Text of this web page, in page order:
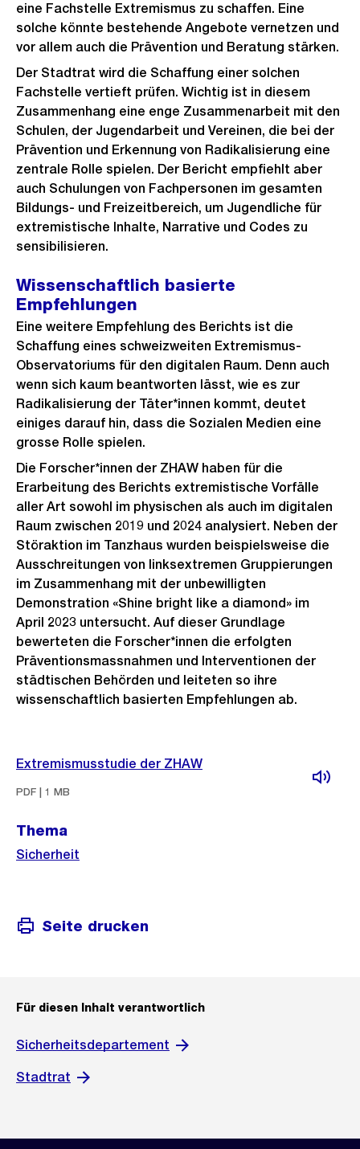
eine Fachstelle Extremismus zu schaffen. Eine
solche könnte bestehende Angebote vernetzen und
vor allem auch die Prävention und Beratung stärken.
Der Stadtrat wird die Schaffung einer solchen
Fachstelle vertieft prüfen. Wichtig ist in diesem
Zusammenhang eine enge Zusammenarbeit mit den
Schulen, der Jugendarbeit und Vereinen, die bei der
Prävention und Erkennung von Radikalisierung eine
zentrale Rolle spielen. Der Bericht empfiehlt aber
auch Schulungen von Fachpersonen im gesamten
Bildungs- und Freizeitbereich, um Jugendliche für
extremistische Inhalte, Narrative und Codes zu
sensibilisieren.
Wissenschaftlich basierte
Empfehlungen
Eine weitere Empfehlung des Berichts ist die
Schaffung eines schweizweiten Extremismus-
Observatoriums für den digitalen Raum. Denn auch
wenn sich kaum beantworten lässt, wie es zur
Radikalisierung der Täter*innen kommt, deutet
einiges darauf hin, dass die Sozialen Medien eine
grosse Rolle spielen.
Die Forscher*innen der ZHAW haben für die
Erarbeitung des Berichts extremistische Vorfälle
aller Art sowohl im physischen als auch im digitalen
Raum zwischen 2019 und 2024 analysiert. Neben der
Störaktion im Tanzhaus wurden beispielsweise die
Ausschreitungen von linksextremen Gruppierungen
im Zusammenhang mit der unbewilligten
Demonstration «Shine bright like a diamond» im
April 2023 untersucht. Auf dieser Grundlage
bewerteten die Forscher*innen die erfolgten
Präventionsmassnahmen und Interventionen der
städtischen Behörden und leiteten so ihre
wissenschaftlich basierten Empfehlungen ab.
Weitere
Informationen
Extremismusstudie der ZHAW
PDF | 1 MB
Thema
Sicherheit
Seite drucken
Für diesen Inhalt verantwortlich
Sicherheitsdepartement
Stadtrat